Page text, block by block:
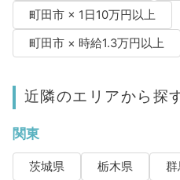
町田市 × 1日10万円以上
町田市 × 時給1.3万円以上
近隣のエリアから探
関東
茨城県 栃木県 群